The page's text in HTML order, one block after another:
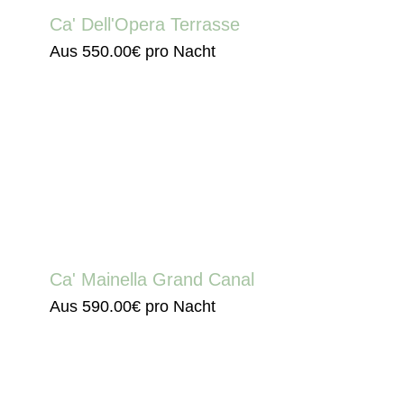
Ca' Dell'Opera Terrasse
Aus 550.00€ pro Nacht
Ca' Mainella Grand Canal
Aus 590.00€ pro Nacht